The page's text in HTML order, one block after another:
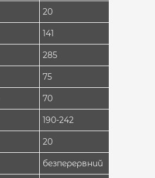
20
141
285
75
70
190-242
20
безперервний